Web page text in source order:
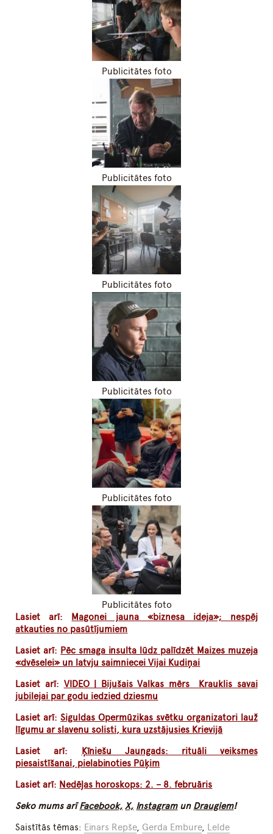
Publicitātes foto
Publicitātes foto
Publicitātes foto
Publicitātes foto
Publicitātes foto
Publicitātes foto
Lasiet arī:
Magonei jauna «biznesa ideja»; nespēj
atkauties no pasūtījumiem
Lasiet arī: Pēc smaga insulta lūdz palīdzēt Maizes muzeja
«dvēselei» un latvju saimniecei Vijai Kudiņai
Lasiet arī: VIDEO | Bijušais Valkas mērs Krauklis savai
jubilejai par godu iedzied dziesmu
Lasiet arī:Siguldas Opermūzikas svētku organizatori lauž
līgumu ar slavenu solisti, kura uzstājusies Krievijā
Lasiet arī:
Ķīniešu Jaungads: rituāli veiksmes
piesaistīšanai, pielabinoties Pūķim
Lasiet arī: Nedēļas horoskops: 2. – 8. februāris
Seko mums arīFacebook, X, Instagramun Draugiem!
Saistītās tēmas: Einars Repše, Gerda Embure, Lelde